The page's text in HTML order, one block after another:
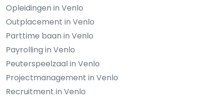
Opleidingen in Venlo
Outplacement in Venlo
Parttime baan in Venlo
Payrolling in Venlo
Peuterspeelzaal in Venlo
Projectmanagement in Venlo
Recruitment in Venlo